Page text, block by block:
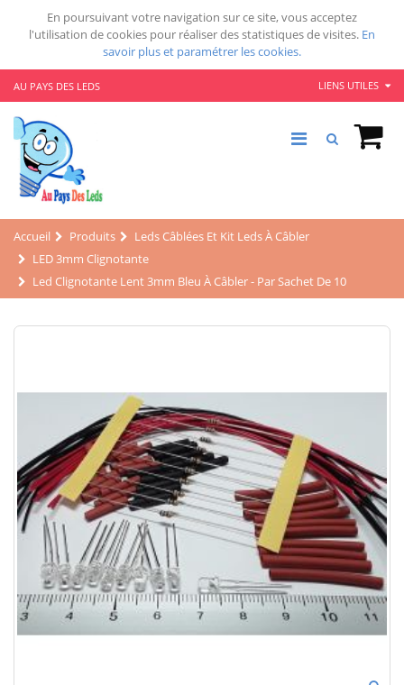
En poursuivant votre navigation sur ce site, vous acceptez
l'utilisation de cookies pour réaliser des statistiques de visites. En
savoir plus et paramétrer les cookies.
AU PAYS DES LEDS LIENS UTILES
Accueil Produits
Leds Câblées Et Kit Leds À Câbler
LED 3mm Clignotante
Led Clignotante Lent 3mm Bleu À Câbler - Par Sachet De 10